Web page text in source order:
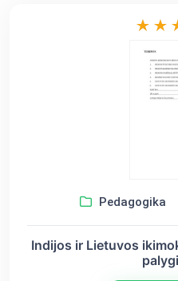
Pedagogika
Indijos ir Lietuvos